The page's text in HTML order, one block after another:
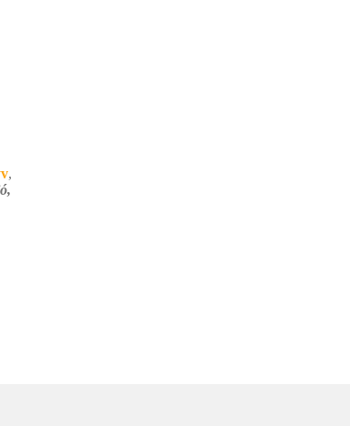
,